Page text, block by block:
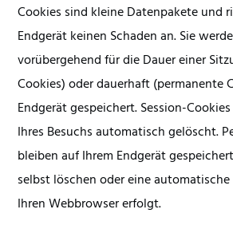
Cookies sind kleine Datenpakete und
Endgerät keinen Schaden an. Sie
vorübergehend für die Dauer einer
Cookies) oder dauerhaft (permanente
Endgerät gespeichert. Session-
Ihres Besuchs automatisch gelöscht.
bleiben auf Ihrem Endgerät
selbst löschen oder eine
Ihren Webbrowser erfolgt.